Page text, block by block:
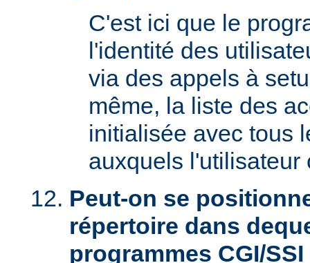
C'est ici que le
l'identité des
via des appels à
même, la liste des
initialisée avec tous
auxquels l'utilisateur
Peut-on se
répertoire dans
programmes CGI/SSI